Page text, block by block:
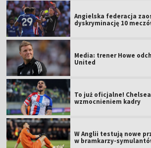
Angielska federacja
dyskryminację 10
Media: trener Howe
United
To już oficjalne!
wzmocnieniem kadry
W Anglii testują nowe
w bramkarzy-